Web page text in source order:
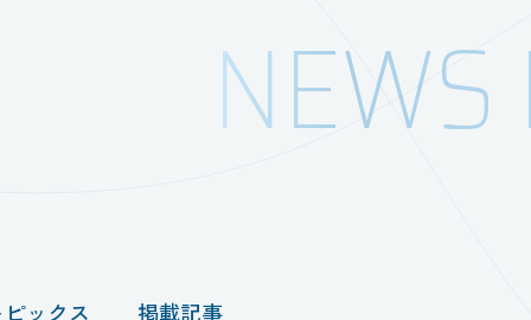
ックス 掲載記事